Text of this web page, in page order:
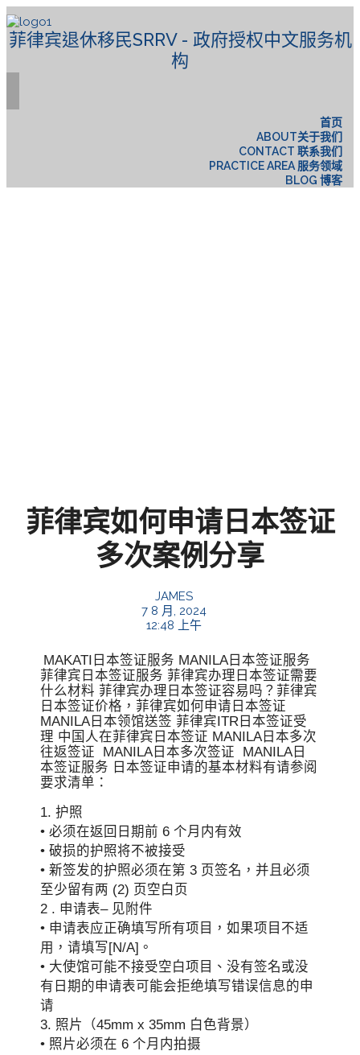
菲律宾退休移民SRRV - 政府授权中文服务机
构
首页
ABOUT关于我们
CONTACT 联系我们
PRACTICE AREA 服务领域
BLOG 博客
菲律宾如何申请日本签证
多次案例分享
JAMES
7 8 月, 2024
12:48 上午
MAKATI日本签证服务 MANILA日本签证服务
菲律宾日本签证服务 菲律宾办理日本签证需要
什么材料 菲律宾办理日本签证容易吗？菲律宾
日本签证价格，菲律宾如何申请日本签证
MANILA日本领馆送签 菲律宾ITR日本签证受
理 中国人在菲律宾日本签证 MANILA日本多次
往返签证 MANILA日本多次签证 MANILA日
本签证服务 日本签证申请的基本材料有请参阅
要求清单：
1. 护照
• 必须在返回日期前 6 个月内有效
• 破损的护照将不被接受
• 新签发的护照必须在第 3 页签名，并且必须
至少留有两 (2) 页空白页
2 . 申请表– 见附件
• 申请表应正确填写所有项目，如果项目不适
用，请填写[N/A]。
• 大使馆可能不接受空白项目、没有签名或没
有日期的申请表可能会拒绝填写错误信息的申
请
3. 照片（45mm x 35mm 白色背景）
• 照片必须在 6 个月内拍摄